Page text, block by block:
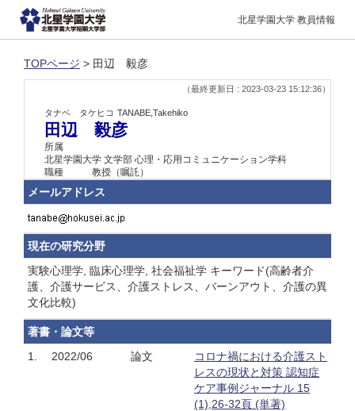
北星学園大学 教員情報
TOPページ > 田辺 毅彦
（最終更新日 : 2023-03-23 15:12:36）
タナベ タケヒコ TANABE,Takehiko
田辺 毅彦
所属
北星学園大学 文学部 心理・応用コミュニケーション学科
職種
教授（嘱託）
メールアドレス
現在の研究分野
実験心理学, 臨床心理学, 社会福祉学 キーワード(高齢者介
護、介護サービス、介護ストレス、バーンアウト、介護の異
文化比較)
著書・論文等
1.
2022/06 論文
コロナ禍における介護スト
レスの現状と対策 認知症
ケア事例ジャーナル 15
(1),26-32頁 (単著)